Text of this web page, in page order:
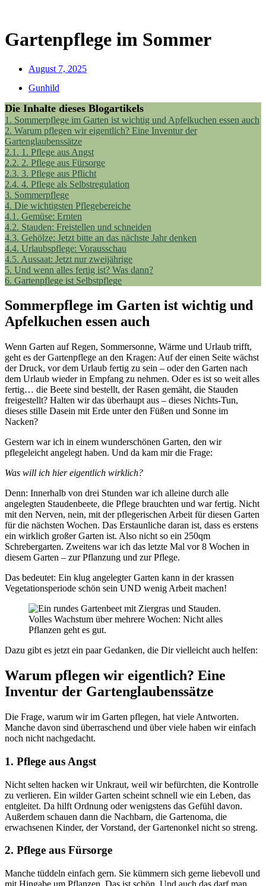
Gartenpflege im Sommer
August 7, 2025
Gunhild
Die Inhalte dieses Blogartikels
1. Sommerpflege im Garten ist wichtig und Apfelkuchen essen auch
2. Warum pflegen wir eigentlich? Eine Inventur der
Gartenglaubenssätze
2.1. 1. Pflege aus Angst
2.2. 2. Pflege aus Fürsorge
2.3. 3. Pflege aus Pflicht
2.4. 4. Pflege als Selbstregulation
3. Sommerpflege
4. Die wichtigsten Pflegebereiche
4.1. Gemüse: Ernten
4.2. Stauden: Freistellen und schneiden
4.3. Gehölze: Jetzt bitte an das nächste Jahr denken
4.4. Urlaubspflege: Vorausschau
4.5. Aussaat: Jetzt nur zweijährige
5. Und wenn alles fertig ist? Was dann?
6. Gartenpflege ist Selbstpflege
Sommerpflege im Garten ist wichtig und
Apfelkuchen essen auch
Wenn Garten auf Regen, Sommersonne, Wärme und Urlaub trifft,
geht es der Gartenpflege an den Kragen: Auf der einen Seite wächst
der Druck, vor dem Urlaub fertig zu sein – oder den Garten nach
dem Urlaub wieder in Empfang zu nehmen. Oder es ist so weit alles
fertig… die Beete sind bestellt, der Rasen gemäht, die Stauden
freigestellt? Halten wir das überhaupt aus – dieses Nichts-Tun,
dieses stille Dasein mit Erde unter den Füßen und Sonne im
Nacken?
Gestern war ich in einem wunderschönen Garten, den wir
pflegeleicht angelegt haben. Und da kam mir die Frage:
Was will ich hier eigentlich wirklich?
Denn: Innerhalb von drei Stunden war ich alleine durch alle
angelegten Staudenbeete, die Pflege brauchten und war fertig. Nicht
mit den Nerven, nein, mit der pflegerischen Arbeit für diesen Garten
für die nächsten Wochen. Das Erstaunliche daran ist, dass es erstens
ein wirklich großer Garten ist. Also nicht so ein 250qm
Schrebergarten. Zweitens war ich das letzte Mal vor 8 Wochen in
diesem Garten – zur Pflanzung und zur Pflege.
Das bedeutet: Ein klug angelegter Garten kann in der krassen
Vegetationsperiode schön sein UND wenig Arbeit machen!
Volles Wachstum über mehrere Wochen: Nicht alles
Pflanzen geht es gut.
Dazu gibt es jetzt ein paar Gedanken, die Dir vielleicht auch helfen:
Warum pflegen wir eigentlich? Eine
Inventur der Gartenglaubenssätze
Die Frage, warum wir im Garten pflegen, hat viele Antworten.
Manche davon sind überraschend und über viele haben wir einfach
noch nicht nachgedacht.
1. Pflege aus Angst
Nicht selten hacken wir Unkraut, weil wir befürchten, die Kontrolle
zu verlieren. Ein wilder Garten scheint schnell wie ein Leben, das
entgleitet. Da hilft Ordnung oder wenigstens das Gefühl davon.
Außerdem schauen dann die Nachbarn, die Gartenoma, die
erwachsenen Kinder, der Vorstand, der Gartenonkel nicht so streng.
2. Pflege aus Fürsorge
Manche tüddeln einfach gern. Sie kümmern sich gerne liebevoll und
mit Hingabe um Pflanzen. Das ist schön. Und auch das darf man